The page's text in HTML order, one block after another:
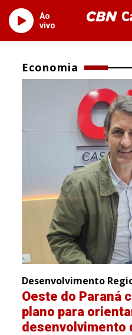
Ao
vivo
Economia
Desenvolvimento
Oeste do Paraná
plano para
desenvolvimento